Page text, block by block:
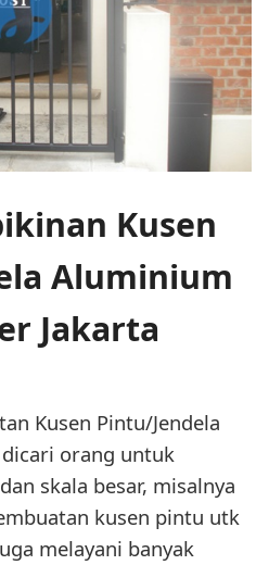
Kusen
Aluminium
Jakarta
Kusen Pintu/Jendela
orang untuk
skala besar, misalnya
kusen pintu utk
melayani banyak